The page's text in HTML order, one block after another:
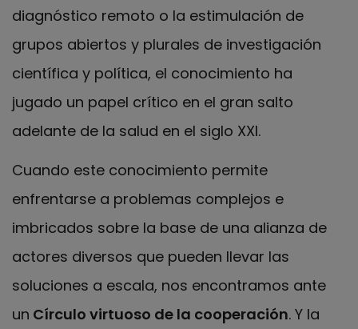
diagnóstico remoto o la estimulación de
grupos abiertos y plurales de investigación
científica y política, el conocimiento ha
jugado un papel crítico en el gran salto
adelante de la salud en el siglo XXI.
Cuando este conocimiento permite
enfrentarse a problemas complejos e
imbricados sobre la base de una alianza de
actores diversos que pueden llevar las
soluciones a escala, nos encontramos ante
un Círculo virtuoso de la cooperación. Y la